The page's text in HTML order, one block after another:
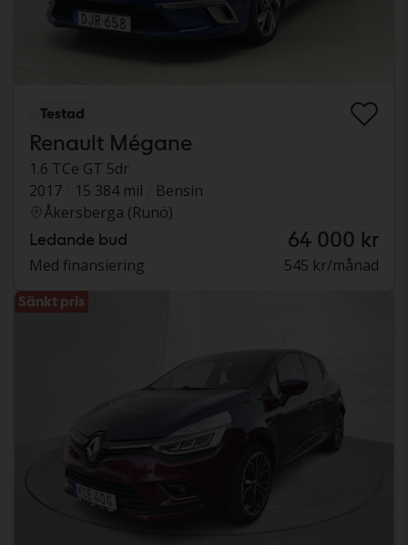
Testad
Renault Mégane
1.6 TCe GT 5dr
2017
15 384 mil
Bensin
Åkersberga (Runö)
Ledande bud 64 000 kr
Med finansiering 545 kr/månad
Sänkt pris